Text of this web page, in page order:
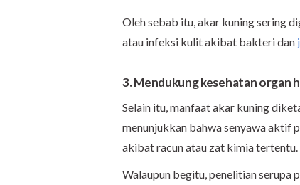
Oleh sebab itu, akar kuning sering
atau infeksi kulit akibat bakteri dan
3. Mendukung kesehatan organ
Selain itu, manfaat akar kuning
menunjukkan bahwa senyawa aktif
akibat racun atau zat kimia tertentu.
Walaupun begitu, penelitian serupa